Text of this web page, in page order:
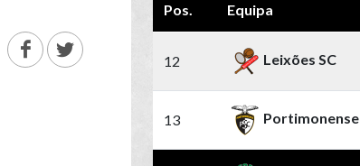
Pos. Equipa
12 Leixões SC
13 Portimonense